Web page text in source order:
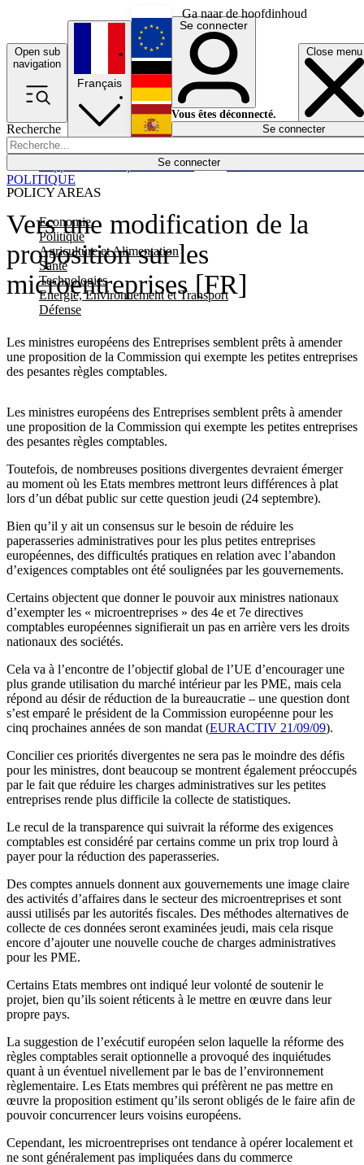
Ga naar de hoofdinhoud
Open sub
navigation
Close menu
Recherche
Se connecter
POLICY AREAS
Economie
Politique
Agriculture et Alimentation
Santé
Technologies
Energie, Environnement et Transport
Défense
Économie
Français
English
Deutsch
Español
Se connecter
Vous êtes déconnecté.
Se connecter
Vers une modification de la
proposition sur les
microentreprises [FR]
Les ministres européens des Entreprises semblent prêts à amender
une proposition de la Commission qui exempte les petites entreprises
des pesantes règles comptables.
POLITIQUE
Les ministres européens des Entreprises semblent prêts à amender
une proposition de la Commission qui exempte les petites entreprises
des pesantes règles comptables.
Toutefois, de nombreuses positions divergentes devraient émerger
au moment où les Etats membres mettront leurs différences à plat
lors d’un débat public sur cette question jeudi (24 septembre).
Bien qu’il y ait un consensus sur le besoin de réduire les
paperasseries administratives pour les plus petites entreprises
européennes, des difficultés pratiques en relation avec l’abandon
d’exigences comptables ont été soulignées par les gouvernements.
Certains objectent que donner le pouvoir aux ministres nationaux
d’exempter les « microentreprises » des 4e et 7e directives
comptables européennes signifierait un pas en arrière vers les droits
nationaux des sociétés.
Cela va à l’encontre de l’objectif global de l’UE d’encourager une
plus grande utilisation du marché intérieur par les PME, mais cela
répond au désir de réduction de la bureaucratie – une question dont
s’est emparé le président de la Commission européenne pour les
cinq prochaines années de son mandat (EURACTIV 21/09/09).
Concilier ces priorités divergentes ne sera pas le moindre des défis
pour les ministres, dont beaucoup se montrent également préoccupés
par le fait que réduire les charges administratives sur les petites
entreprises rende plus difficile la collecte de statistiques.
Le recul de la transparence qui suivrait la réforme des exigences
comptables est considéré par certains comme un prix trop lourd à
payer pour la réduction des paperasseries.
Des comptes annuels donnent aux gouvernements une image claire
des activités d’affaires dans le secteur des microentreprises et sont
aussi utilisés par les autorités fiscales. Des méthodes alternatives de
collecte de ces données seront examinées jeudi, mais cela risque
encore d’ajouter une nouvelle couche de charges administratives
pour les PME.
Certains Etats membres ont indiqué leur volonté de soutenir le
projet, bien qu’ils soient réticents à le mettre en œuvre dans leur
propre pays.
La suggestion de l’exécutif européen selon laquelle la réforme des
règles comptables serait optionnelle a provoqué des inquiétudes
quant à un éventuel nivellement par le bas de l’environnement
règlementaire. Les Etats membres qui préfèrent ne pas mettre en
œuvre la proposition estiment qu’ils seront obligés de le faire afin de
pouvoir concurrencer leurs voisins européens.
Cependant, les microentreprises ont tendance à opérer localement et
ne sont généralement pas impliquées dans du commerce